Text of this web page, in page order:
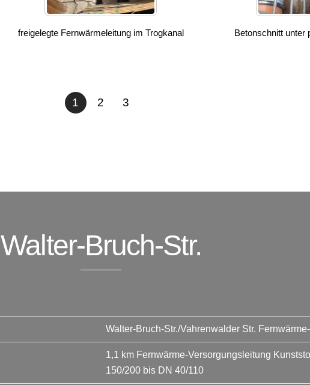
freigelegte Fernwärmeleitung im Trogkanal Betonschnitt unter
1 2 3
Walter-Bruch-Str.
Walter-Bruch-Str./Vahrenwalder Str.
1,1 km Fernwärme-Versorgungsleitung
150/200 bis DN 40/110